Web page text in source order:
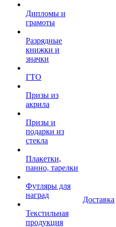
Дипломы и
грамоты
Разрядные
книжки и
значки
ГТО
Призы из
акрила
Призы и
подарки из
стекла
Плакетки,
панно, тарелки
Футляры для
наград
Текстильная
продукция
Доставка